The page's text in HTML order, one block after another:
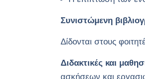
Συνιστώμενη
Δίδονται στους
Διδακτικές και
ασκήσεων και